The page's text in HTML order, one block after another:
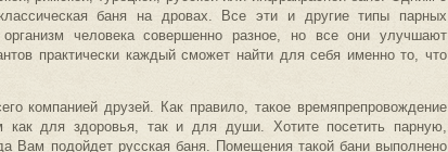
баня на дровах. Все эти и другие типы парных
человека совершенно разное, но все они улучшают
практически каждый сможет найти для себя именно то, что
компанией друзей. Как правило, такое времяпрепровождение
как для здоровья, так и для души. Хотите посетить парную,
Вам подойдет русская баня. Помещения такой бани выполнено